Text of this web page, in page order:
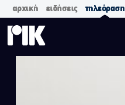
αρχική ειδήσεις τηλεόραση